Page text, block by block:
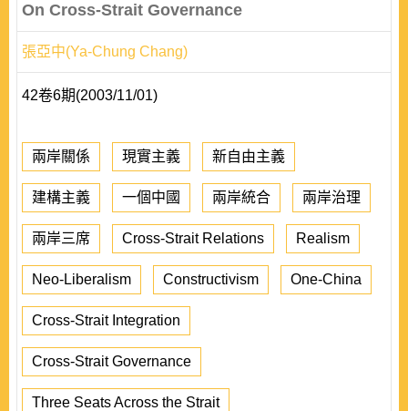
On Cross-Strait Governance
張亞中(Ya-Chung Chang)
42卷6期(2003/11/01)
兩岸關係 現實主義 新自由主義
建構主義 一個中國 兩岸統合 兩岸治理
兩岸三席 Cross-Strait Relations Realism
Neo-Liberalism Constructivism One-China
Cross-Strait Integration
Cross-Strait Governance
Three Seats Across the Strait